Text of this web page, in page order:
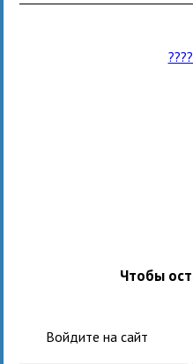
Чтобы
Войдите на сайт